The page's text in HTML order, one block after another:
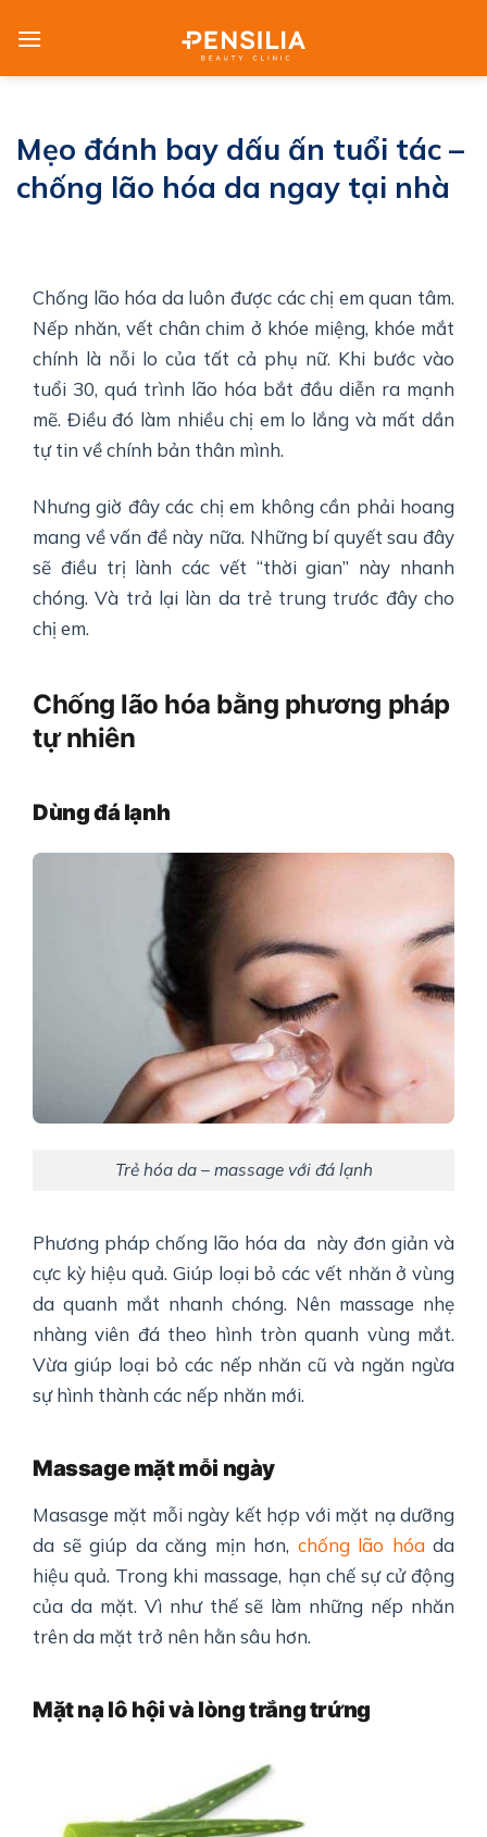
Mẹo đánh bay dấu ấn tuổi tác –
chống lão hóa da ngay tại nhà
Chống lão hóa da luôn được các chị em quan tâm.
Nếp nhăn, vết chân chim ở khóe miệng, khóe mắt
chính là nỗi lo của tất cả phụ nữ. Khi bước vào
tuổi 30, quá trình lão hóa bắt đầu diễn ra mạnh
mẽ. Điều đó làm nhiều chị em lo lắng và mất dần
tự tin về chính bản thân mình.
Nhưng giờ đây các chị em không cần phải hoang
mang về vấn đề này nữa. Những bí quyết sau đây
sẽ điều trị lành các vết “thời gian” này nhanh
chóng. Và trả lại làn da trẻ trung trước đây cho
chị em.
Chống lão hóa bằng phương pháp
tự nhiên
Dùng đá lạnh
Trẻ hóa da – massage với đá lạnh
Phương pháp chống lão hóa da này đơn giản và
cực kỳ hiệu quả. Giúp loại bỏ các vết nhăn ở vùng
da quanh mắt nhanh chóng. Nên massage nhẹ
nhàng viên đá theo hình tròn quanh vùng mắt.
Vừa giúp loại bỏ các nếp nhăn cũ và ngăn ngừa
sự hình thành các nếp nhăn mới.
Massage mặt mỗi ngày
Masasge mặt mỗi ngày kết hợp với mặt nạ dưỡng
da sẽ giúp da căng mịn hơn, chống lão hóada
hiệu quả. Trong khi massage, hạn chế sự cử động
của da mặt. Vì như thế sẽ làm những nếp nhăn
trên da mặt trở nên hằn sâu hơn.
Mặt nạ lô hội và lòng trắng trứng